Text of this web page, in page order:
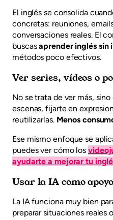
El inglés se consolida
concretas: reuniones,
conversaciones reales. El
buscasaprender inglés sin
métodos poco efectivos.
Ver series, vídeos o
No se trata de ver más,
escenas, fijarte en
reutilizarlas. Menos
Ese mismo enfoque se
puedes ver cómo los
ayudarte a mejorar tu
Usar la IA como
La IA funciona muy bien
preparar situaciones reales